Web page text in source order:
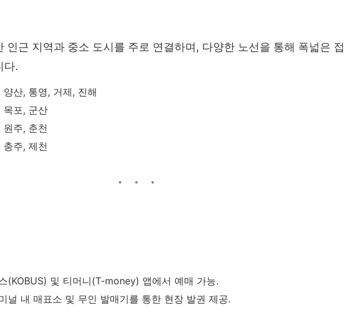
인근 지역과 중소 도시를 주로 연결하며, 다양한 노선을 통해 폭넓은 접
다.
양산, 통영, 거제, 진해
목포, 군산
원주, 춘천
충주, 제천
(KOBUS) 및 티머니(T-money) 앱에서 예매 가능.
널 내 매표소 및 무인 발매기를 통한 현장 발권 제공.